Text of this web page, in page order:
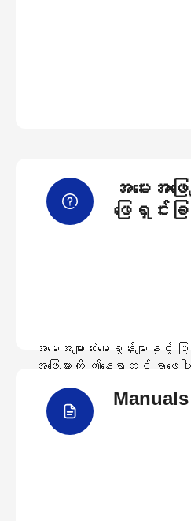
အမေးအဖ
ဖြေရှင်းခ
အမေးအများဆုံးမေးခွန်းများနှ
အဖြေများကို ဤနေရာတွင် ရှာဖွေပ